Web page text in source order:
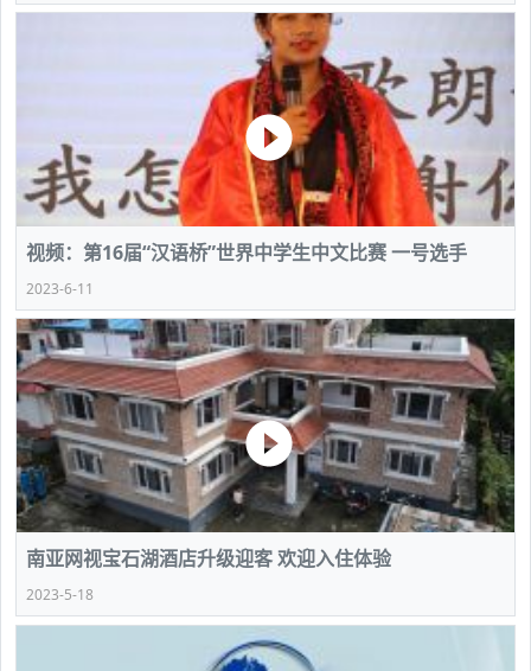
视频：第16届“汉语桥”世界中学生中文比赛 一号选手
2023-6-11
南亚网视宝石湖酒店升级迎客 欢迎入住体验
2023-5-18